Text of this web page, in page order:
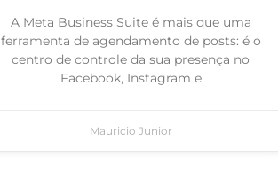
A Meta Business Suite é mais que uma
ferramenta de agendamento de posts: é o
centro de controle da sua presença no
Facebook, Instagram e
Mauricio Junior